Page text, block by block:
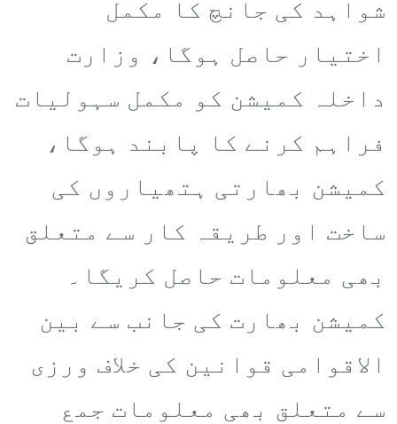
شواہد کی جانچ کا مکمل
اختیار حاصل ہوگا، وزارت
داخلہ کمیشن کو مکمل سہولیات
فراہم کرنے کا پابند ہوگا،
کمیشن بھارتی ہتھیاروں کی
ساخت اور طریقہ کار سے متعلق
بھی معلومات حاصل کریگا۔
کمیشن بھارت کی جانب سے بین
الاقوامی قوانین کی خلاف ورزی
سے متعلق بھی معلومات جمع